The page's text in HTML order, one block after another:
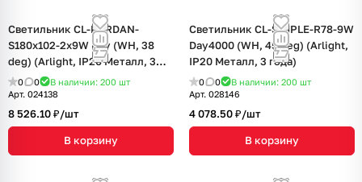
Светильник CL-KARDAN-
S180x102-2x9W Day (WH, 38
deg) (Arlight, IP20 Металл, 3
года)
0 0 В наличии: 200 шт
Арт. 024138
8 526.10 ₽/шт
В корзину
Светильник CL-SIMPLE-R78-9W
Day4000 (WH, 45 deg) (Arlight,
IP20 Металл, 3 года)
0 0 В наличии: 200 шт
Арт. 028146
4 078.50 ₽/шт
В корзину